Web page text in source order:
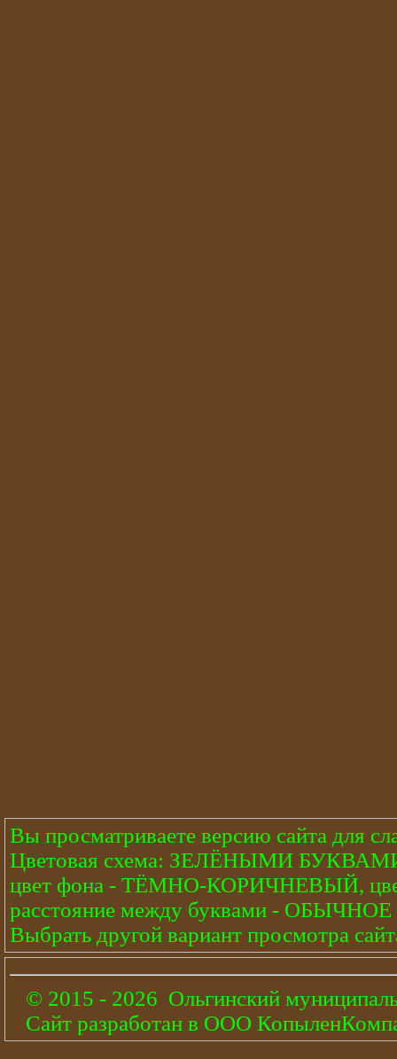
Вы просматриваете версию сайта для
Цветовая схема: ЗЕЛЁНЫМИ
цвет фона - ТЁМНО-КОРИЧНЕВЫЙ,
расстояние между буквами - ОБЫЧНОЕ
Выбрать другой вариант просмотра
© 2015 - 2026 Ольгинский
Сайт разработан в ООО